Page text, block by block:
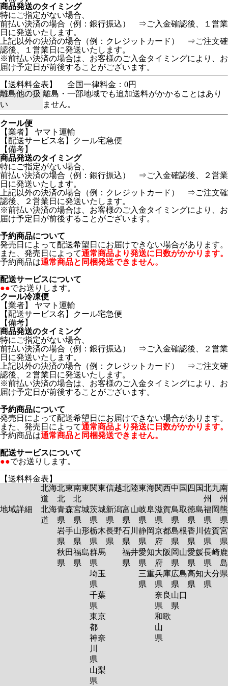
商品発送のタイミング
特にご指定がない場合、
前払い決済の場合（例：銀行振込） ⇒ご入金確認後、１営業
日に発送いたします。
上記以外の決済の場合（例：クレジットカード） ⇒ご注文確
認後、１営業日に発送いたします。
※前払い決済の場合は、お客様のご入金タイミングにより、お
届け予定日が前後することがございます。
【送料料金表】
全国一律料金：0円
離島他の扱
い
離島・一部地域でも追加送料がかかることはあり
ません。
クール便
【業者】 ヤマト運輸
【配送サービス名】クール宅急便
【備考】
商品発送のタイミング
特にご指定がない場合、
前払い決済の場合（例：銀行振込） ⇒ご入金確認後、２営業
日に発送いたします。
上記以外の決済の場合（例：クレジットカード） ⇒ご注文確
認後、２営業日に発送いたします。
※前払い決済の場合は、お客様のご入金タイミングにより、お
届け予定日が前後することがございます。
予約商品について
発売日によって配送希望日にお届けできない場合があります。
また、発売日によって通常商品より発送に日数がかかります。
予約商品は通常商品と同梱発送できません。
配送サービスについて
●●でお送りします。
クール冷凍便
【業者】 ヤマト運輸
【配送サービス名】クール宅急便
【備考】
商品発送のタイミング
特にご指定がない場合、
前払い決済の場合（例：銀行振込） ⇒ご入金確認後、２営業
日に発送いたします。
上記以外の決済の場合（例：クレジットカード） ⇒ご注文確
認後、２営業日に発送いたします。
※前払い決済の場合は、お客様のご入金タイミングにより、お
届け予定日が前後することがございます。
予約商品について
発売日によって配送希望日にお届けできない場合があります。
また、発売日によって通常商品より発送に日数がかかります。
予約商品は通常商品と同梱発送できません。
配送サービスについて
●●でお送りします。
【送料料金表】
北海
道
北東
北
南東
北
関東信越北陸東海関西中国 四国北九
州
州
地域詳細
北海
道
青森
県
岩手
県
秋田
県
宮城
県
山形
県
福島
県
茨城
県
栃木
県
群馬
県
埼玉
県
千葉
県
東京
都
神奈
川
県
山梨
県
新潟
県
長野
県
富山
県
石川
県
福井
県
岐阜
県
静岡
県
愛知
県
三重
県
滋賀
県
京都
府
大阪
府
兵庫
県
奈良
県
和歌
山
県
鳥取
県
島根
県
岡山
県
広島
県
山口
県
徳島
県
香川
県
愛媛
県
高知
県
福岡
県
佐賀
県
長崎
県
大分
県
島